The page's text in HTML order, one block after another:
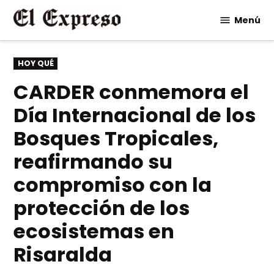
Saltar
contenido
Menú
PUBLICADO
EN
HOY QUÉ
CARDER conmemora el
Día Internacional de los
Bosques Tropicales,
reafirmando su
compromiso con la
protección de los
ecosistemas en
Risaralda